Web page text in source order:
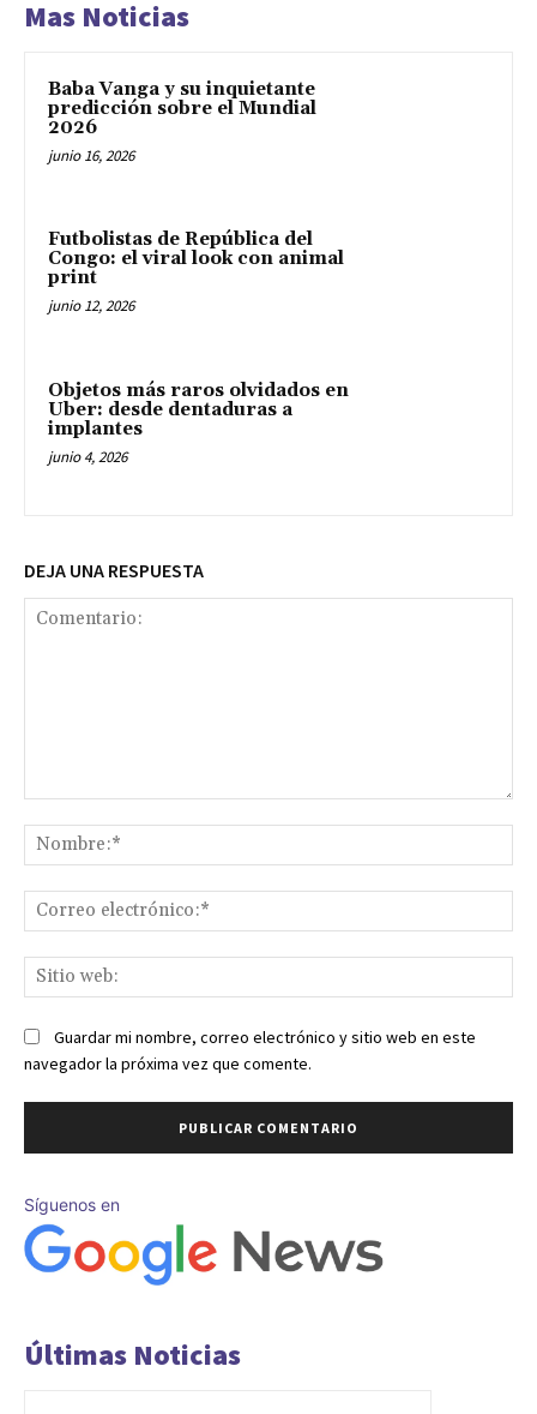
Mas Noticias
Baba Vanga y su inquietante
predicción sobre el Mundial
2026
junio 16, 2026
Futbolistas de República del
Congo: el viral look con animal
print
junio 12, 2026
Objetos más raros olvidados en
Uber: desde dentaduras a
implantes
junio 4, 2026
DEJA UNA RESPUESTA
Guardar mi nombre, correo electrónico y sitio web en este
navegador la próxima vez que comente.
Síguenos en
Últimas Noticias